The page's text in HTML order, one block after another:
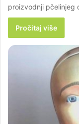
proizvodnji pčelinjeg
Pročitaj više